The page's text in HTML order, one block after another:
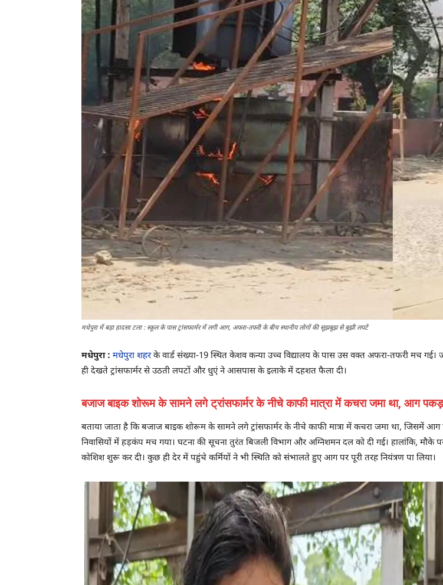
मधेपुरा में बड़ा हादसा टला : स्कूल के पास ट्रांसफार्मर में लगी आग, अफरा-तफरी के बीच स्थानीय लोगों की सूझबूझ से बुझी लपटें
मधेपुरा : मधेपुरा शहरके वार्ड संख्या-19 स्थित केशव कन्या उच्च विद्यालय के पास उस वक्त अफरा-तफरी मच
ही देखते ट्रांसफार्मर से उठती लपटों और धुएं ने आसपास के इलाके में दहशत फैला दी।
बजाज बाइक शोरूम के सामने लगे ट्रांसफार्मर के नीचे काफी मात्रा में कचरा जमा था, आग
बताया जाता है कि बजाज बाइक शोरूम के सामने लगे ट्रांसफार्मर के नीचे काफी मात्रा में कचरा जमा था,
निवासियों में हड़कंप मच गया। घटना की सूचना तुरंत बिजली विभाग और अग्निशमन दल को दी गई। हालांकि, मौके
कोशिश शुरू कर दी। कुछ ही देर में पहुंचे कर्मियों ने भी स्थिति को संभालते हुए आग पर पूरी तरह नियंत्रण पा लिया।